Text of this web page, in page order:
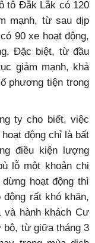
tô Đắk Lắk có 120
mạnh, từ sau dịp
90 xe hoạt động,
Đặc biệt, từ đầu
giảm mạnh, khả
phương tiện trong
ty cho biết, việc
động chỉ là bất
điều kiện lượng
lỗ một khoản chi
hoạt động thì
rất khó khăn,
và hành khách Cư
bộ, từ giữa tháng 3